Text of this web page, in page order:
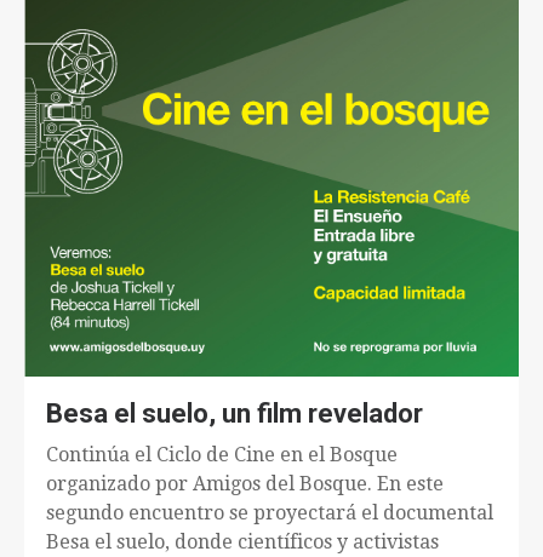
Besa el suelo, un film revelador
Continúa el Ciclo de Cine en el Bosque
organizado por Amigos del Bosque. En este
segundo encuentro se proyectará el documental
Besa el suelo, donde científicos y activistas